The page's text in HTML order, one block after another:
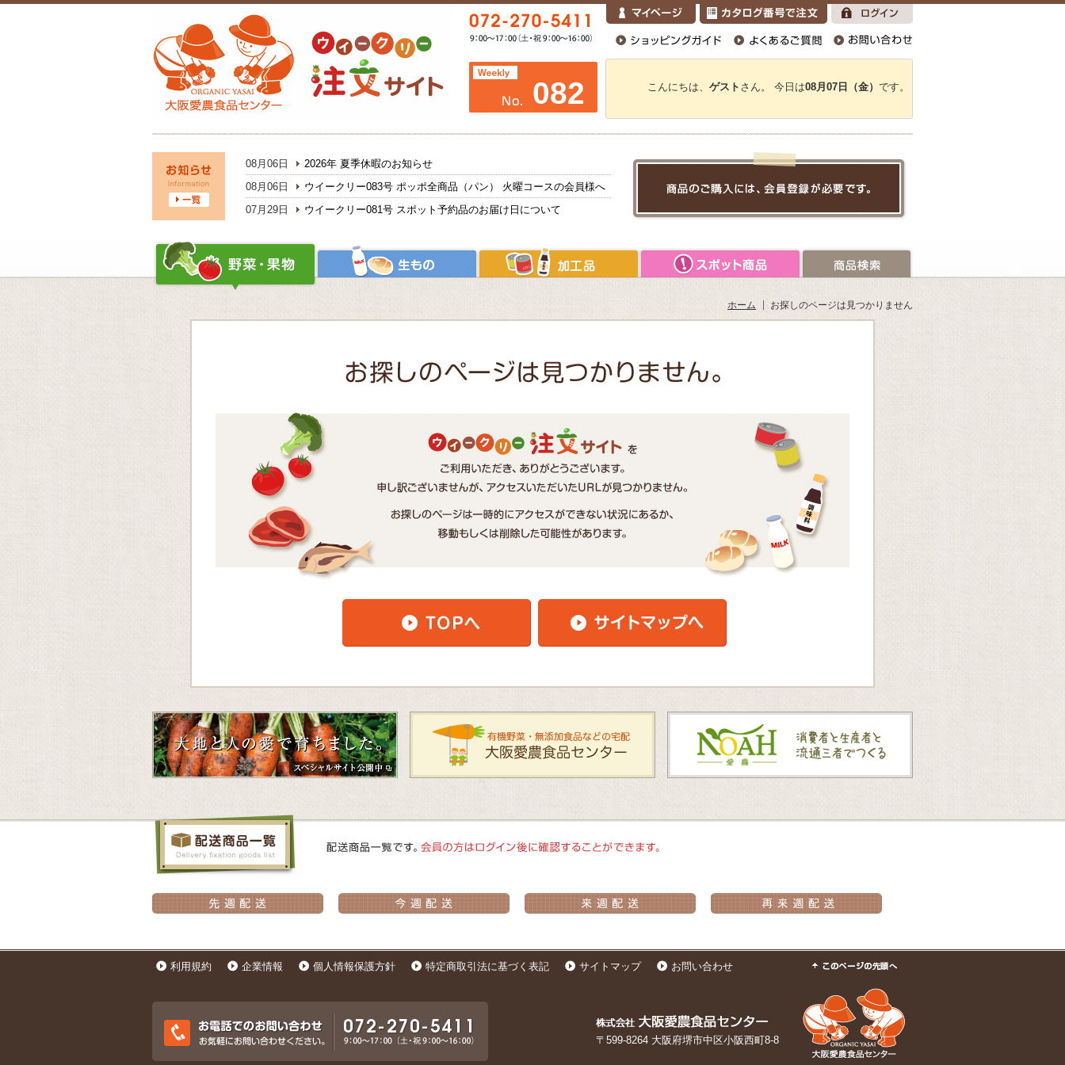
082 こんにちは、 ゲスト さん。 今日は08月07日（金） です。
08月06日
2026年 夏季休暇のお知らせ
08月06日
ウイークリー083号 ポッポ全商品（パン） 火曜コースの会員様へ
07月29日
ウイークリー081号 スポット予約品のお届け日について
ホーム お探しのページは見つかりません
利用規約 企業情報 個人情報保護方針 特定商取引法に基づく表記 サイトマップ お問い合わせ
〒599-8264 大阪府堺市中区小阪西町8-8